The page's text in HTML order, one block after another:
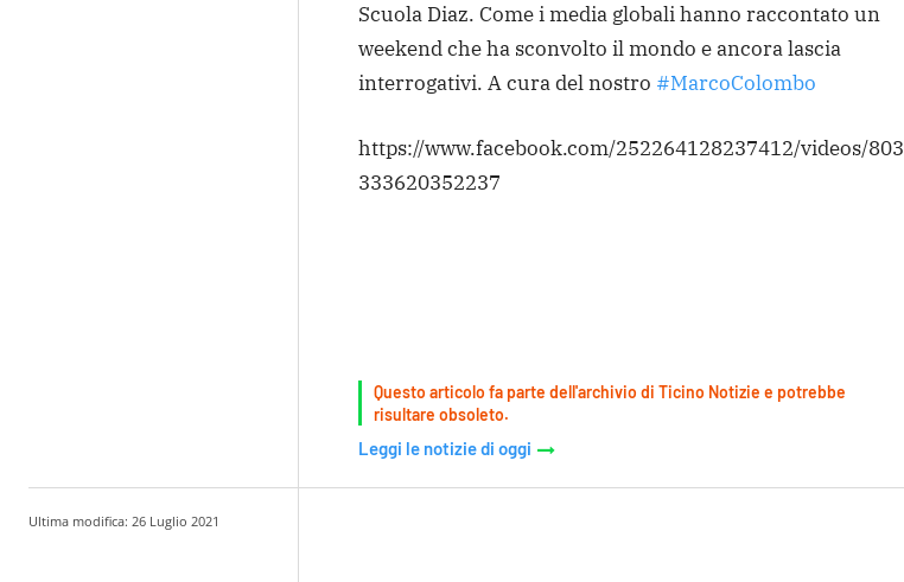
Scuola Diaz. Come i media globali hanno raccontato un
weekend che ha sconvolto il mondo e ancora lascia
interrogativi. A cura del nostro #MarcoColombo
https://www.facebook.com/252264128237412/videos/803
333620352237
Questo articolo fa parte dell'archivio di Ticino Notizie e potrebbe
risultare obsoleto.
Leggi le notizie di oggi
Ultima modifica: 26 Luglio 2021